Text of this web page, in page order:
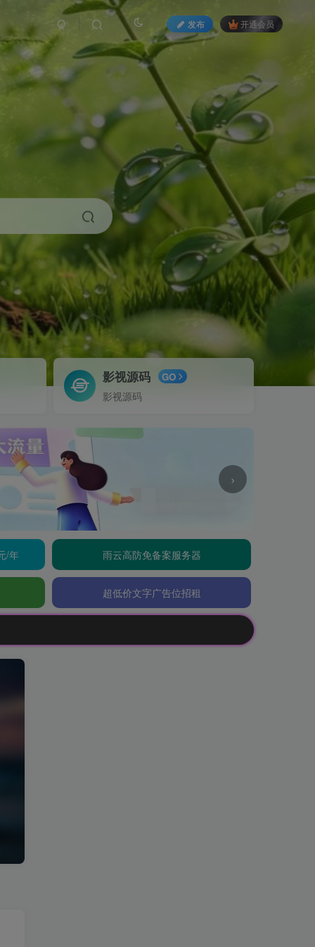
发布 开通会员
影视源码 GO
影视源码
›
/年 雨云高防免备案服务器
超低价文字广告位招租